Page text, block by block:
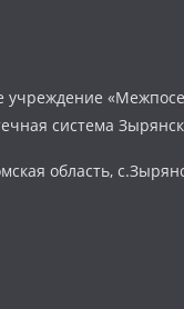
система
область,